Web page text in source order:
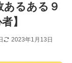
るある９
】
2023年1月13日